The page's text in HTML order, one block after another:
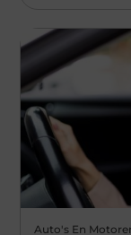
Auto's En